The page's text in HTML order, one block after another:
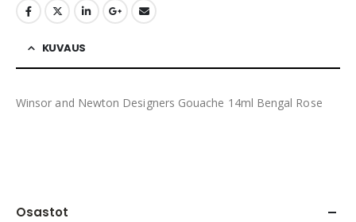
KUVAUS
Winsor and Newton Designers Gouache 14ml Bengal Rose
Osastot